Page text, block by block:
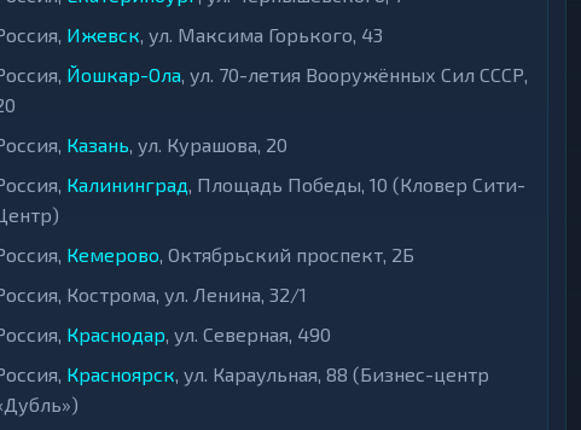
Ижевск, ул. Максима Горького, 43
Йошкар-Ола, ул. 70-летия Вооружённых Сил СССР,
Казань, ул. Курашова, 20
Калининград, Площадь Победы, 10 (Кловер Сити-
Кемерово, Октябрьский проспект, 2Б
Кострома, ул. Ленина, 32/1
Краснодар, ул. Северная, 490
Красноярск, ул. Караульная, 88 (Бизнес-центр